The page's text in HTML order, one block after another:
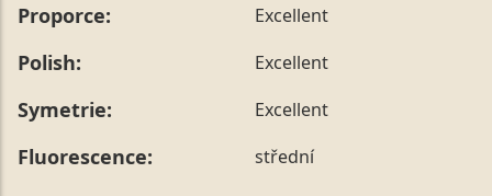
Proporce: Excellent
Polish: Excellent
Symetrie: Excellent
Fluorescence: střední